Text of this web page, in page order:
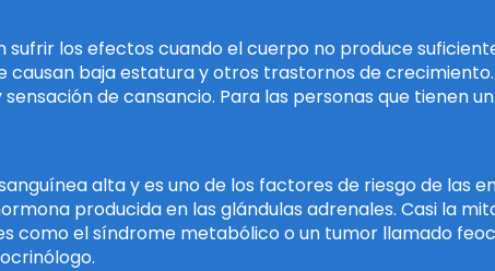
sufrir los efectos cuando el cuerpo no produce
causan baja estatura y otros trastornos de
de cansancio. Para las personas que
alta y es uno de los factores de riesgo de las
producida en las glándulas adrenales. Casi la
como el síndrome metabólico o un tumor llamado